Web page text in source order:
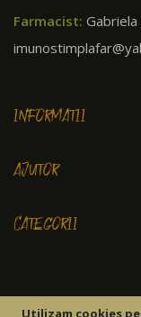
Utilizam cookies
Farmacist: Gabriela
INFORMATII
AJUTOR
CATEGORII